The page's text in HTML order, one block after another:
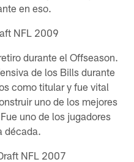
en eso.
NFL 2009
durante el Offseason.
de los Bills durante
como titular y fue vital
uno de los mejores
uno de los jugadores
década.
NFL 2007